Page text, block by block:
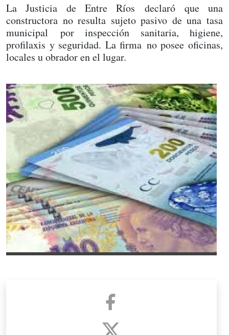
La Justicia de Entre Ríos declaró que una
constructora no resulta sujeto pasivo de una tasa
municipal por inspección sanitaria, higiene,
profilaxis y seguridad. La firma no posee oficinas,
locales u obrador en el lugar.